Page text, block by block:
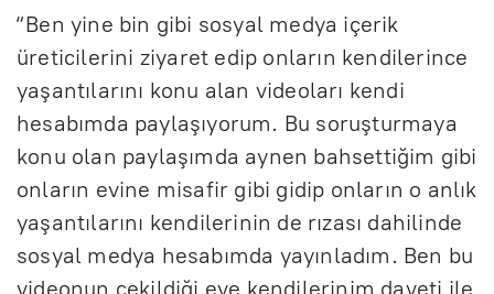
“Ben yine bin gibi sosyal medya içerik
üreticilerini ziyaret edip onların kendilerince
yaşantılarını konu alan videoları kendi
hesabımda paylaşıyorum. Bu soruşturmaya
konu olan paylaşımda aynen bahsettiğim gibi
onların evine misafir gibi gidip onların o anlık
yaşantılarını kendilerinin de rızası dahilinde
sosyal medya hesabımda yayınladım. Ben bu
videonun çekildiği eve kendilerinim daveti ile